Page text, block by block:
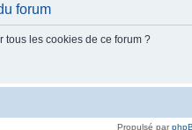
forum
tous les cookies de ce forum ?
Propulsé par